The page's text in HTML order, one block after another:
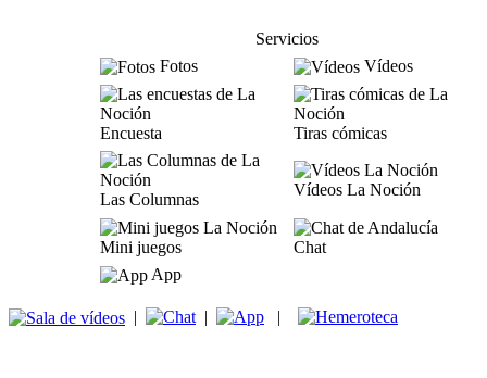
Servicios
Fotos
Vídeos
Encuesta Tiras cómicas
Las Columnas
Vídeos La Noción
Mini juegos
Chat
App
| | |